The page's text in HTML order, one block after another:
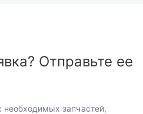
Отправьте ее
необходимых запчастей,